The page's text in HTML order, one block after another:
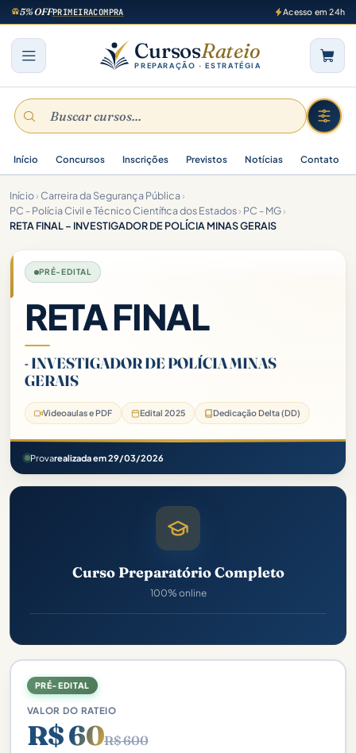
5% OFFPRIMEIRACOMPRA Acesso em 24h
CursosRateio
PREPARAÇÃO · ESTRATÉGIA
Início Concursos Inscrições Previstos Notícias Contato
Início› Carreira da Segurança Pública›
PC - Polícia Civil e Técnico Científica dos Estados› PC - MG›
RETA FINAL – INVESTIGADOR DE POLÍCIA MINAS GERAIS
PRÉ-EDITAL
RETA FINAL
- INVESTIGADOR DE POLÍCIA MINAS
GERAIS
Videoaulas e PDF Edital 2025 Dedicação Delta (DD)
Provarealizada em 29/03/2026
Curso Preparatório Completo
100% online
PRÉ-EDITAL
VALOR DO RATEIO
R$ 60R$ 600